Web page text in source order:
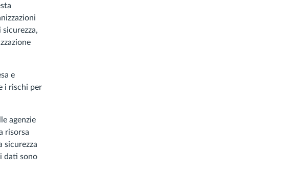
e
i rischi per
agenzie
risorsa
sicurezza
dati sono